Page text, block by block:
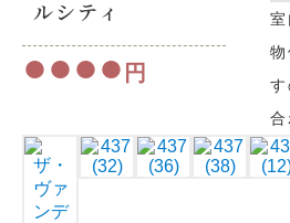
ルシティ
●●●● 円
合